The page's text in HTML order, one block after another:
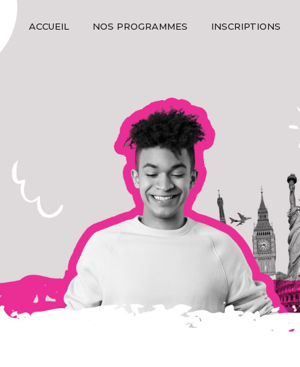
ACCUEIL NOS PROGRAMMES INSCRIPTIONS